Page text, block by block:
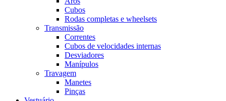
Cubos
Rodas completas e wheelsets
Transmissão
Correntes
Cubos de velocidades internas
Desviadores
Manípulos
Travagem
Manetes
Pinças